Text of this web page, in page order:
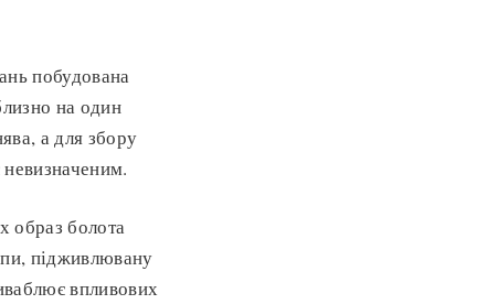
побудована
на один
а для збору
образ болота
підживлювану
впливових